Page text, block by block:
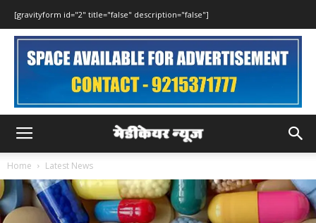
[gravityform id="2" title="false" description="false"]
Home Latest News